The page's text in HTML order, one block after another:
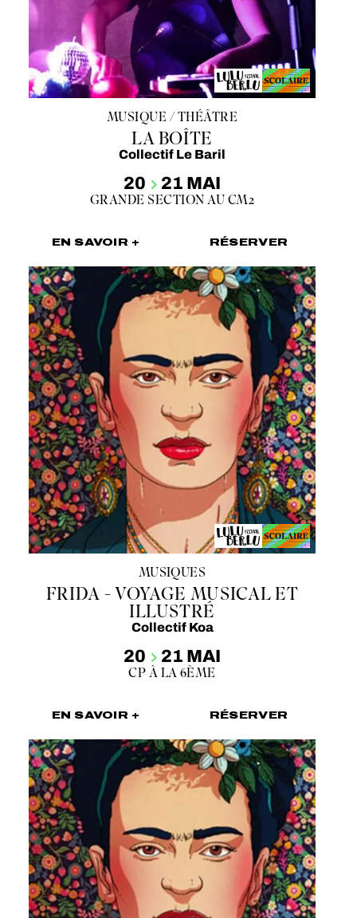
MUSIQUE / THÉÂTRE
LA BOÎTE
Collectif Le Baril
20 21 MAI
GRANDE SECTION AU CM2
EN SAVOIR + RÉSERVER
MUSIQUES
FRIDA - VOYAGE MUSICAL ET
ILLUSTRÉ
Collectif Koa
20 21 MAI
CP À LA 6ÈME
EN SAVOIR + RÉSERVER